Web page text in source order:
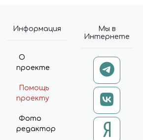
Информация
О
проекте
Помощь
проекту
Фото
редактор
Мы в
Интернете